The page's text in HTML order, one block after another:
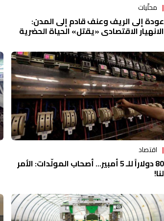
محلّيات
عودة إلى الريف وعنف قادم إلى المدن:
الانهيار الاقتصادي «يقتل» الحياة الحضرية
اقتصاد
80 دولاراً للـ 5 أمبير... أصحاب المولّدات: الأمر
لنا!